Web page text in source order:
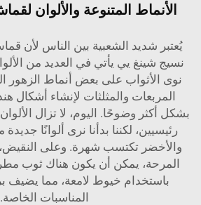
الأنماط المتنوعة والألوان
يُعتبر شديد الشعبية بين الناس لأن
نسيج شينغ يي يأتي في العديد من
نوى الأثواب على بعض أنماط الزهور
المربعات والمثلثات لإنشاء أشكال
بشكل أكثر وضوحًا. اليوم، لا تزال
رئيسيين، لكننا بدأنا نرى ألوانًا
والأخضر تكتسب شهرة. وعلى
المرحة، يمكن أن يكون هناك ثوب
باستخدام خيوط لامعة، مما يضيف
المناسبات الخاصة.